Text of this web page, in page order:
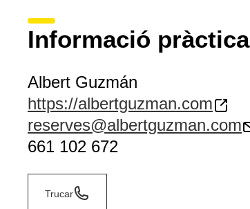
Informació pràctica
Albert Guzmán
https://albertguzman.com
reserves@albertguzman.com
661 102 672
Trucar